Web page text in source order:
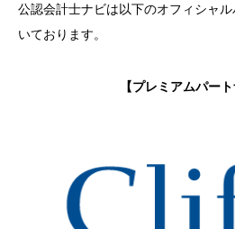
公認会計士ナビは以下のオフィシャ
いております。
【プレミアムパート